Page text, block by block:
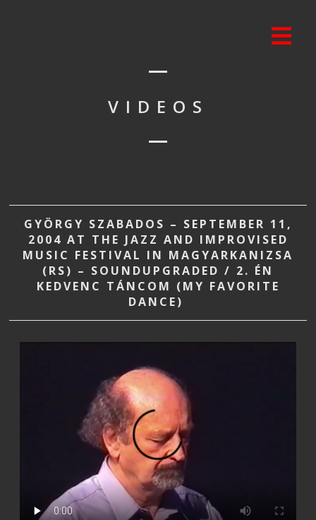
VIDEOS
GYÖRGY SZABADOS – SEPTEMBER 11,
2004 AT THE JAZZ AND IMPROVISED
MUSIC FESTIVAL IN MAGYARKANIZSA
(RS) – SOUNDUPGRADED / 2. ÉN
KEDVENC TÁNCOM (MY FAVORITE
DANCE)